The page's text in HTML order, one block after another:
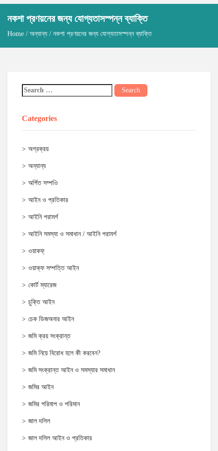
নকশা প্রণয়নের জন্য যোগ্যতাসস্পন্ন ব্যাক্তি
Home / অন্যান্য / নকশা প্রণয়নের জন্য যোগ্যতাসস্পন্ন ব্যাক্তি
Categories
অগ্রক্রয়
অন্যান্য
অর্পিত সম্পওি
আইন ও প্রতিকার
আইনি পরামর্শ
আইনি সমস্যা ও সমাধান / আইনি পরামর্শ
ওয়াকফ্
ওয়াক্‌ফ সম্পত্তি আইন
কোর্ট ম্যারেজ
চুক্তি আইন
চেক ডিজঅনার আইন
জমি ক্রয় সংক্রান্ত
জমি নিয়ে বিরোধ হলে কী করবেন?
জমি সংক্রান্ত আইন ও সমস্যার সমাধান
জমির আইন
জমির পরিমাপ ও পরিমান
জাল দলিল
জাল দলিল আইন ও প্রতিকার